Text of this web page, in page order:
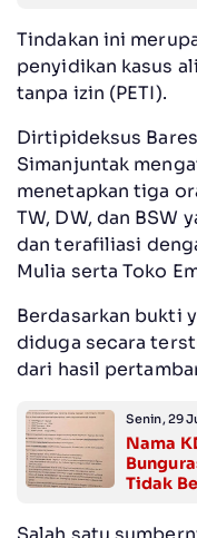
Tindakan ini
penyidikan kasus
tanpa izin (PETI).
Dirtipideksus
Simanjuntak
menetapkan tiga
TW, DW, dan BSW
dan terafiliasi
Mulia serta Toko
Berdasarkan bukti
diduga secara
dari hasil
Senin, 29
Nama
Tidak